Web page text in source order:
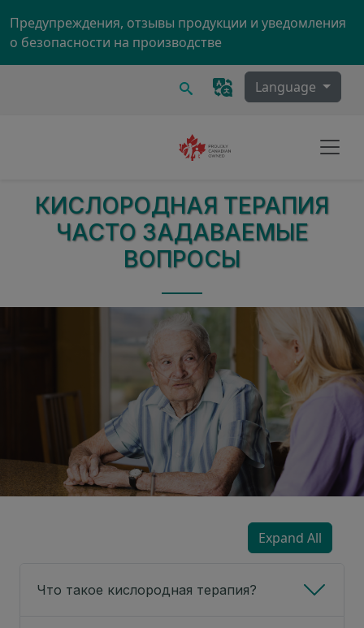
Предупреждения, отзывы продукции и уведомления
о безопасности на производстве
Поиск Language
КИСЛОРОДНАЯ ТЕРАПИЯ
ЧАСТО ЗАДАВАЕМЫЕ
ВОПРОСЫ
Expand All
Что такое кислородная терапия?